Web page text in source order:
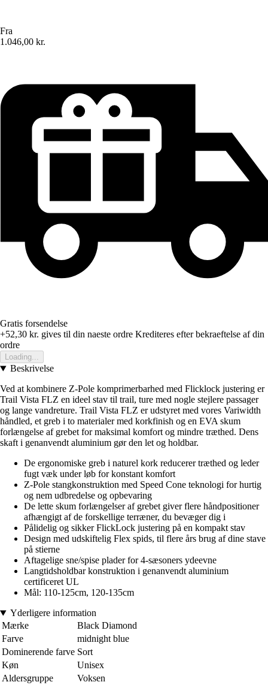
Fra
1.046,00 kr.
Gratis forsendelse
+52,30 kr. gives til din naeste ordre Krediteres efter bekraeftelse af din
ordre
Loading...
Beskrivelse
Ved at kombinere Z-Pole komprimerbarhed med Flicklock justering er
Trail Vista FLZ en ideel stav til trail, ture med nogle stejlere passager
og lange vandreture. Trail Vista FLZ er udstyret med vores Variwidth
håndled, et greb i to materialer med korkfinish og en EVA skum
forlængelse af grebet for maksimal komfort og mindre træthed. Dens
skaft i genanvendt aluminium gør den let og holdbar.
De ergonomiske greb i naturel kork reducerer træthed og leder
fugt væk under løb for konstant komfort
Z-Pole stangkonstruktion med Speed Cone teknologi for hurtig
og nem udbredelse og opbevaring
De lette skum forlængelser af grebet giver flere håndpositioner
afhængigt af de forskellige terræner, du bevæger dig i
Pålidelig og sikker FlickLock justering på en kompakt stav
Design med udskiftelig Flex spids, til flere års brug af dine stave
på stierne
Aftagelige sne/spise plader for 4-sæsoners ydeevne
Langtidsholdbar konstruktion i genanvendt aluminium
certificeret UL
Mål: 110-125cm, 120-135cm
Yderligere information
Mærke
Black Diamond
Farve
midnight blue
Dominerende farve Sort
Køn
Unisex
Aldersgruppe
Voksen